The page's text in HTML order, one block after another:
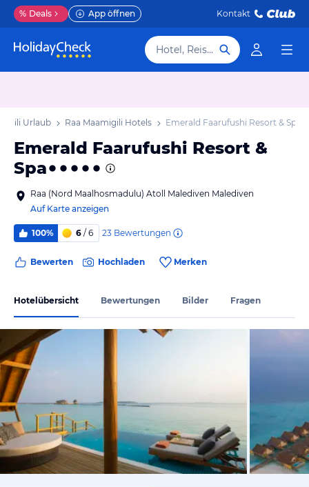
% Deals App öffnen Kontakt
Hotel, Reiseziel
Urlaub Raa Maamigili Hotels Emerald Faarufushi Resort & Spa
Emerald Faarufushi Resort &
Spa
Raa (Nord Maalhosmadulu) Atoll Malediven Malediven
Auf Karte anzeigen
100% 6 / 6 23 Bewertungen
Bewerten Hochladen Merken
Hotelübersicht Bewertungen Bilder Fragen
vom